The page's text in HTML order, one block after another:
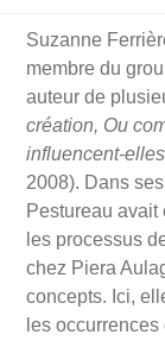
Suzanne
membre du
auteur de
création, Ou
influencent-
2008). Dans
Pestureau avait
les processus
chez Piera
concepts. Ici,
les